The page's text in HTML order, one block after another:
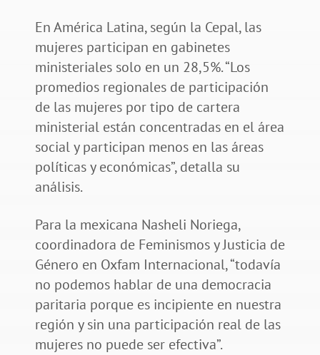
En América Latina, según la Cepal, las
mujeres participan en gabinetes
ministeriales solo en un 28,5%. “Los
promedios regionales de participación
de las mujeres por tipo de cartera
ministerial están concentradas en el área
social y participan menos en las áreas
políticas y económicas”, detalla su
análisis.
Para la mexicana Nasheli Noriega,
coordinadora de Feminismos y Justicia de
Género en Oxfam Internacional, “todavía
no podemos hablar de una democracia
paritaria porque es incipiente en nuestra
región y sin una participación real de las
mujeres no puede ser efectiva”.